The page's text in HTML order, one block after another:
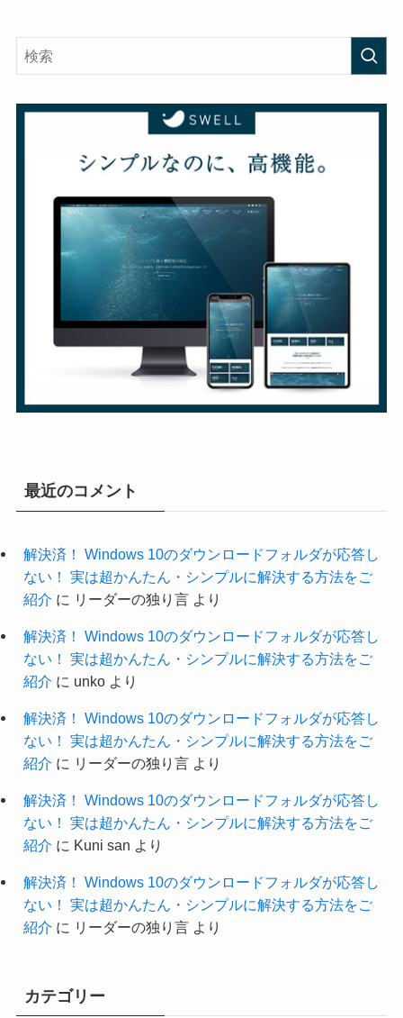
最近のコメント
解決済！ Windows 10のダウンロードフォルダが応答し
ない！ 実は超かんたん・シンプルに解決する方法をご
紹介 に リーダーの独り言より
解決済！ Windows 10のダウンロードフォルダが応答し
ない！ 実は超かんたん・シンプルに解決する方法をご
紹介 に unkoより
解決済！ Windows 10のダウンロードフォルダが応答し
ない！ 実は超かんたん・シンプルに解決する方法をご
紹介 に リーダーの独り言より
解決済！ Windows 10のダウンロードフォルダが応答し
ない！ 実は超かんたん・シンプルに解決する方法をご
紹介 に Kuni san より
解決済！ Windows 10のダウンロードフォルダが応答し
ない！ 実は超かんたん・シンプルに解決する方法をご
紹介 に リーダーの独り言より
カテゴリー